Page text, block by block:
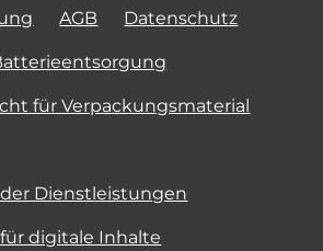
AGB Datenschutz
für Verpackungsmaterial
Dienstleistungen
digitale Inhalte